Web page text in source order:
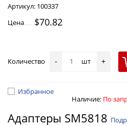
Артикул: 100337
Цена
$70.82
Количество - шт +
Избранное
Наличие: По
Адаптеры SM5818